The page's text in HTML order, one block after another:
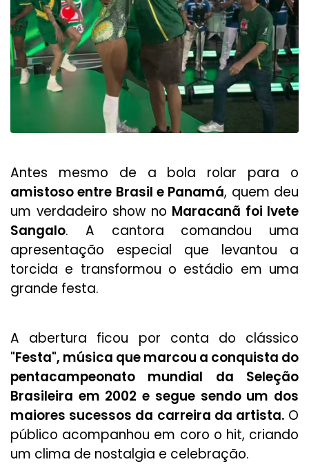
Antes mesmo de a bola rolar para o
amistoso entre Brasil e Panamá, quem deu
um verdadeiro show no Maracanã foi Ivete
Sangalo. A cantora comandou uma
apresentação especial que levantou a
torcida e transformou o estádio em uma
grande festa.
A abertura ficou por conta do clássico
"Festa", música que marcou a conquista do
pentacampeonato mundial da Seleção
Brasileira em 2002 e segue sendo um dos
maiores sucessos da carreira da artista.O
público acompanhou em coro o hit, criando
um clima de nostalgia e celebração.